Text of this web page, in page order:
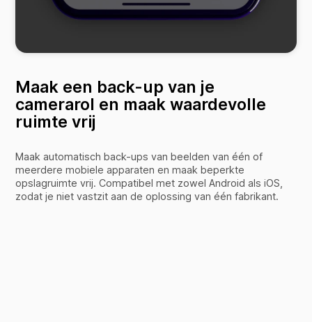
Maak een back-up van je
camerarol en maak waardevolle
ruimte vrij
Maak automatisch back-ups van beelden van één of
meerdere mobiele apparaten en maak beperkte
opslagruimte vrij. Compatibel met zowel Android als iOS,
zodat je niet vastzit aan de oplossing van één fabrikant.